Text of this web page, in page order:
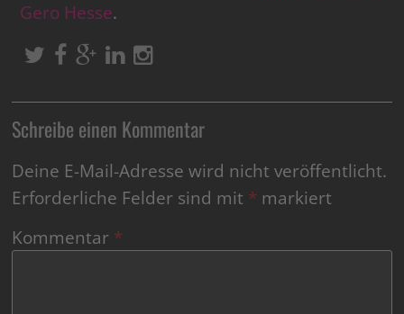
Gero Hesse.
Schreibe einen Kommentar
Deine E-Mail-Adresse wird nicht veröffentlicht.
Erforderliche Felder sind mit * markiert
Kommentar *